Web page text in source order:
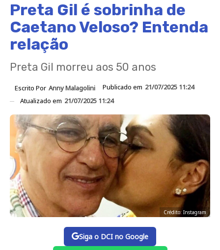
Preta Gil é sobrinha de
Caetano Veloso? Entenda
relação
Preta Gil morreu aos 50 anos
Escrito Por Anny Malagolini Publicado em 21/07/2025 11:24
Atualizado em 21/07/2025 11:24
Crédito: Instagram
Siga o DCI no Google